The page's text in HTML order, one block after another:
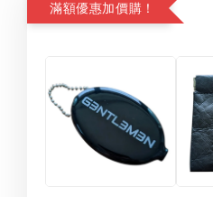
滿額優惠加價購！